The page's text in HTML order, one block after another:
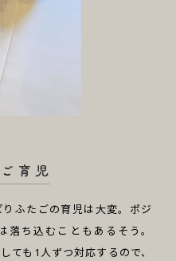
ふたごの育児は大変。ポジ
落ち込むこともあるそう。
ても1人ずつ対応するので、